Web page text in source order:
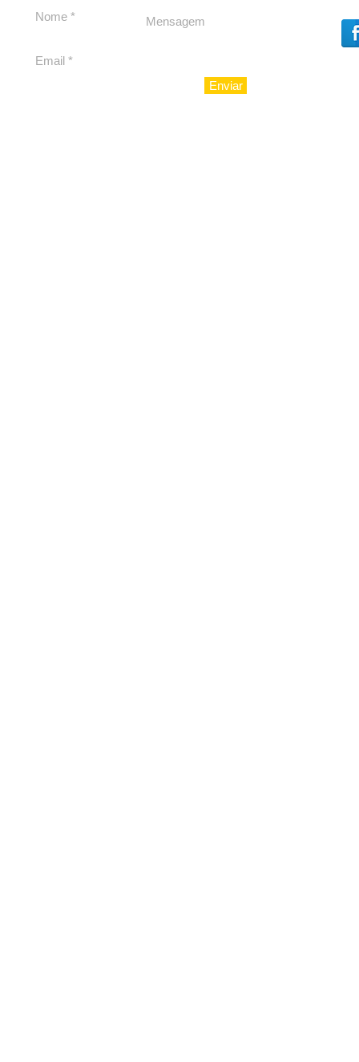
reforçam apoio a
Cláudio Mitidieri
Enviar